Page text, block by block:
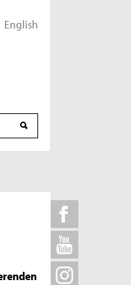
English